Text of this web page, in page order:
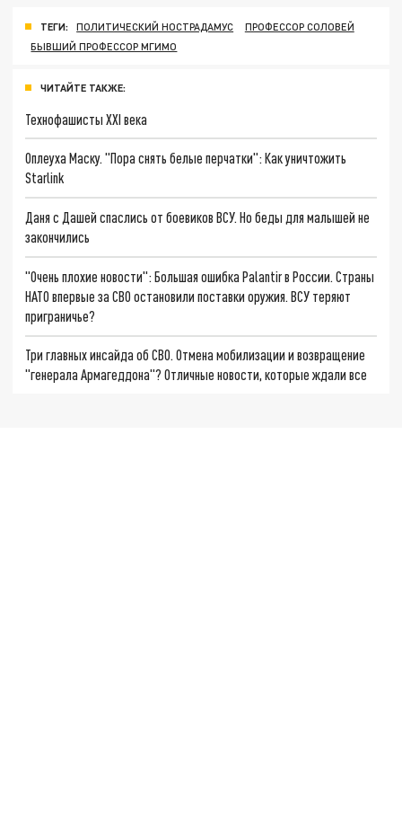
ТЕГИ: ПОЛИТИЧЕСКИЙ НОСТРАДАМУС
ПРОФЕССОР СОЛОВЕЙ
БЫВШИЙ ПРОФЕССОР МГИМО
ЧИТАЙТЕ ТАКЖЕ:
Технофашисты XXI века
Оплеуха Маску. "Пора снять белые перчатки": Как уничтожить
Starlink
Даня с Дашей спаслись от боевиков ВСУ. Но беды для малышей не
закончились
"Очень плохие новости": Большая ошибка Palantir в России. Страны
НАТО впервые за СВО остановили поставки оружия. ВСУ теряют
приграничье?
Три главных инсайда об СВО. Отмена мобилизации и возвращение
"генерала Армагеддона"? Отличные новости, которые ждали все